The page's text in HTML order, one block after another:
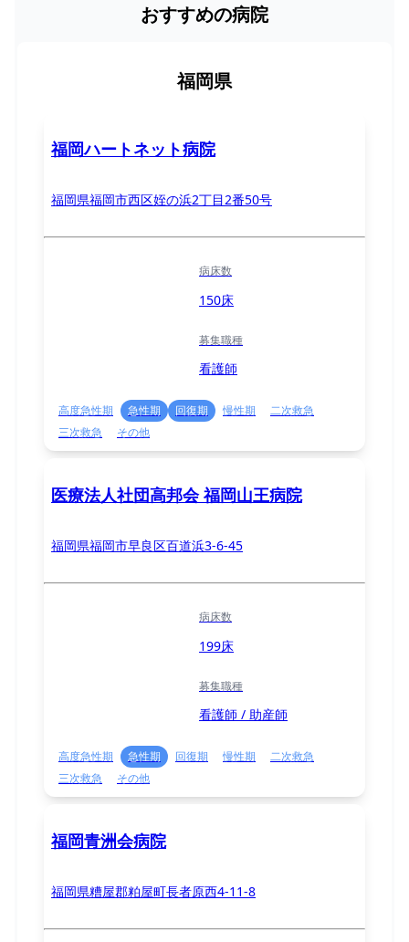
おすすめの病院
福岡県
福岡ハートネット病院
福岡県福岡市西区姪の浜2丁目2番50号
病床数
150床
募集職種
看護師
高度急性期 急性期 回復期 慢性期
二次救急
三次救急
その他
医療法人社団高邦会 福岡山王病院
福岡県福岡市早良区百道浜3-6-45
病床数
199床
募集職種
看護師 / 助産師
高度急性期 急性期 回復期 慢性期
二次救急
三次救急
その他
福岡青洲会病院
福岡県糟屋郡粕屋町長者原西4-11-8